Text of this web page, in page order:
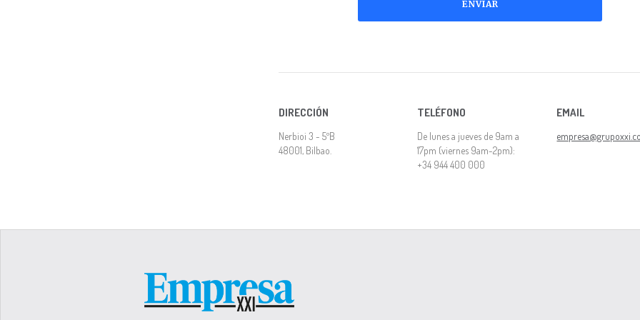
DIRECCIÓN
Nerbioi 3 - 5ºB
48001, Bilbao.
TELÉFONO
De lunes a jueves de 9am a
17pm (viernes 9am-2pm):
+34 944 400 000
EMAIL